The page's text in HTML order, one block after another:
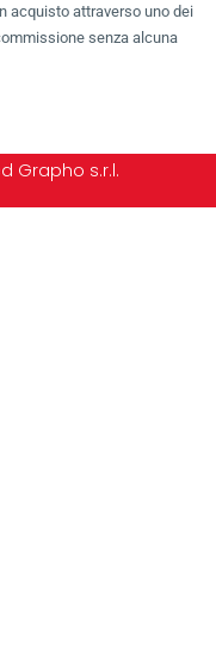
acquisto attraverso uno dei
senza alcuna
Grapho s.r.l.